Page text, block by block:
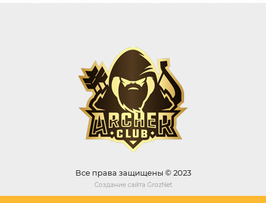
Все права защищены © 2023
Создание сайта GrozNet